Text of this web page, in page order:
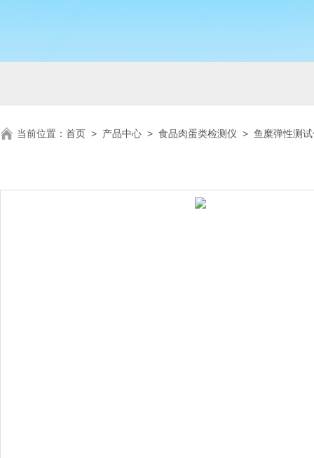
当前位置： 首页 > 产品中心 > 食品肉蛋类检测仪 > 鱼糜弹性测